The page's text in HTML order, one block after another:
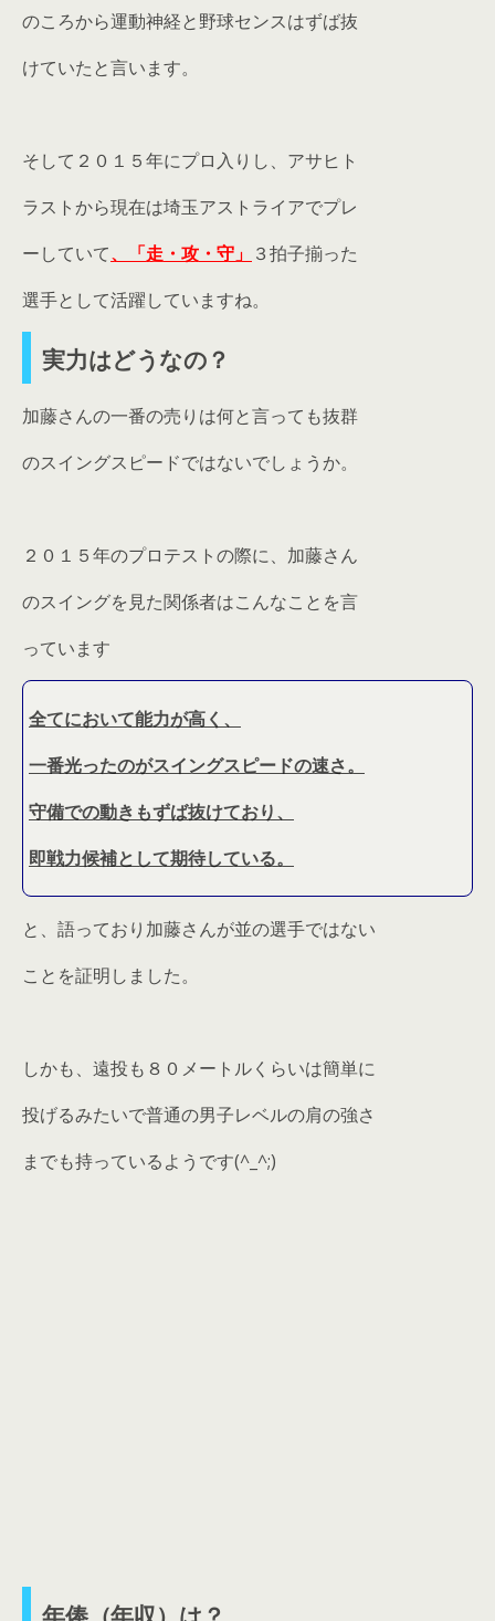
のころから運動神経と野球センスはずば抜
けていたと言います。
そして２０１５年にプロ入りし、アサヒト
ラストから現在は埼玉アストライアでプレ
ーしていて、「走・攻・守」 ３拍子揃った
選手として活躍していますね。
実力はどうなの？
加藤さんの一番の売りは何と言っても抜群
のスイングスピードではないでしょうか。
２０１５年のプロテストの際に、加藤さん
のスイングを見た関係者はこんなことを言
っています
全てにおいて能力が高く、
一番光ったのがスイングスピードの速さ。
守備での動きもずば抜けており、
即戦力候補として期待している。
と、語っており加藤さんが並の選手ではない
ことを証明しました。
しかも、遠投も８０メートルくらいは簡単に
投げるみたいで普通の男子レベルの肩の強さ
までも持っているようです(^_^;)
年俸（年収）は？